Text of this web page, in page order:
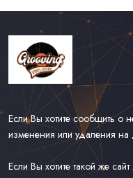
Если Вы хотите сообщить о
изменения или удаления на
Если Вы хотите такой же